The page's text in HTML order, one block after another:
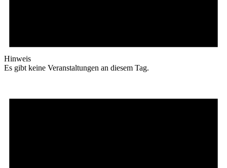
Hinweis
Es gibt keine Veranstaltungen an diesem Tag.